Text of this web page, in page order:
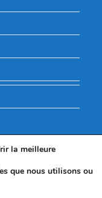
la meilleure
que nous utilisons ou